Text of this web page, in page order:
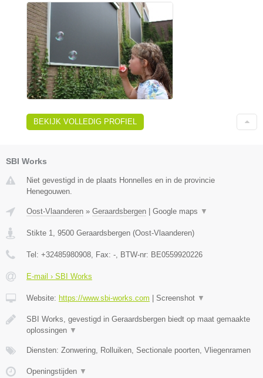
BEKIJK VOLLEDIG PROFIEL
SBI Works
Niet gevestigd in de plaats Honnelles en in de provincie
Henegouwen.
Oost-Vlaanderen » Geraardsbergen | Google maps ▼
Stikte 1 9500 Geraardsbergen (Oost-Vlaanderen)
Tel: +32485980908 , Fax: - , BTW-nr: BE0559920226
E-mail › SBI Works
Website: https://www.sbi-works.com | Screenshot ▼
SBI Works, gevestigd in Geraardsbergen biedt op maat gemaakte
oplossingen ▼
Diensten: Zonwering, Rolluiken, Sectionale poorten, Vliegenramen
Openingstijden ▼